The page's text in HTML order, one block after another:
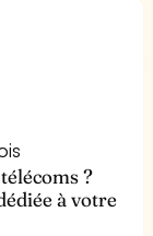
?
à votre